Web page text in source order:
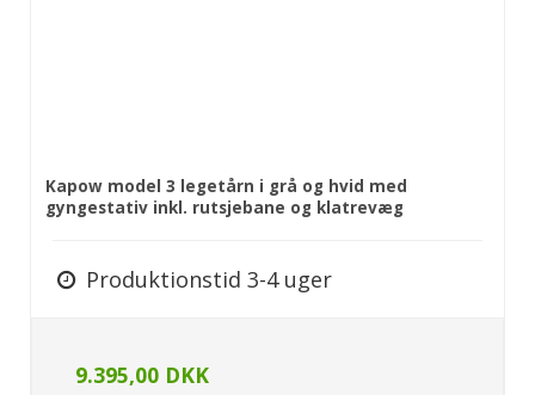
Kapow model 3 legetårn i grå og hvid med
gyngestativ inkl. rutsjebane og klatrevæg
Produktionstid 3-4 uger
9.395,00 DKK